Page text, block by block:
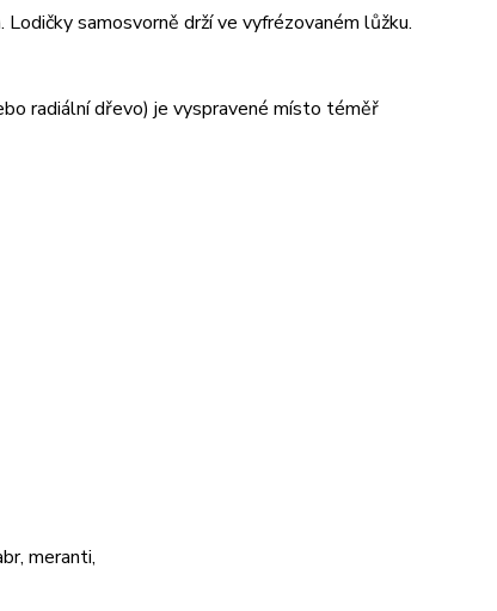
samosvorně drží ve vyfrézovaném lůžku.
radiální dřevo) je vyspravené místo téměř
meranti,